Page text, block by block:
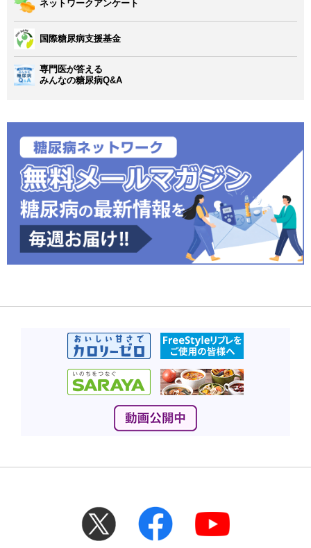
ネットワークアンケート
国際糖尿病支援基金
専門医が答える
みんなの糖尿病Q&A